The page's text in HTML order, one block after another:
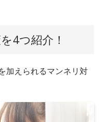
4つ紹介！
加えられるマンネリ対